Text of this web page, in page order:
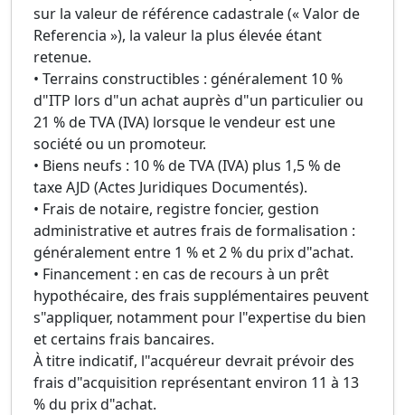
sur la valeur de référence cadastrale (« Valor de
Referencia »), la valeur la plus élevée étant
retenue.
• Terrains constructibles : généralement 10 %
d"ITP lors d"un achat auprès d"un particulier ou
21 % de TVA (IVA) lorsque le vendeur est une
société ou un promoteur.
• Biens neufs : 10 % de TVA (IVA) plus 1,5 % de
taxe AJD (Actes Juridiques Documentés).
• Frais de notaire, registre foncier, gestion
administrative et autres frais de formalisation :
généralement entre 1 % et 2 % du prix d"achat.
• Financement : en cas de recours à un prêt
hypothécaire, des frais supplémentaires peuvent
s"appliquer, notamment pour l"expertise du bien
et certains frais bancaires.
À titre indicatif, l"acquéreur devrait prévoir des
frais d"acquisition représentant environ 11 à 13
% du prix d"achat.